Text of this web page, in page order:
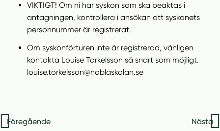
VIKTIGT! Om ni har syskon som ska beaktas i
antagningen, kontrollera i ansökan att syskonets
personnummer är registrerat.
Om syskonförturen inte är registrerad, vänligen
kontakta Louise Torkelsson så snart som möjligt.
louise.torkelsson@noblaskolan.se
Föregående
Nästa